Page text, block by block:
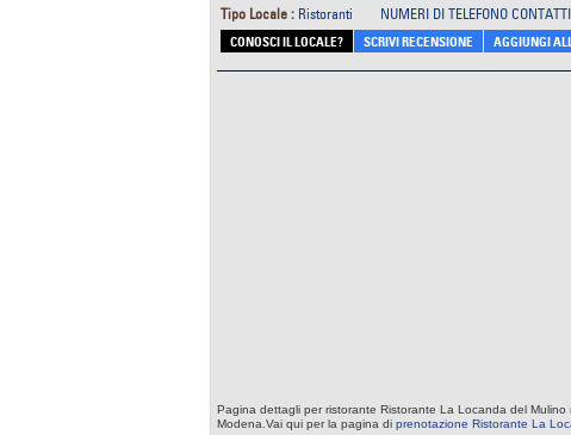
Tipo Locale : Ristoranti NUMERI DI TELEFONO CONTATTI
CONOSCI IL LOCALE? SCRIVI RECENSIONE AGGIUNGI
Pagina dettagli per ristorante Ristorante La Locanda del
Modena.Vai qui per la pagina di prenotazione Ristorante La